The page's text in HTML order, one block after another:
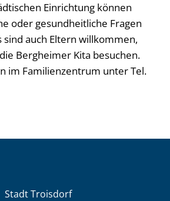
Einrichtung können
oder gesundheitliche Fragen
auch Eltern willkommen,
Bergheimer Kita besuchen.
im Familienzentrum unter Tel.
Stadt Troisdorf